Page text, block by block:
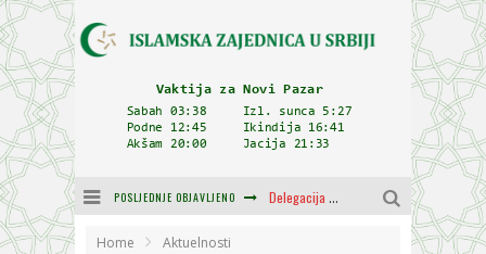
POSLJEDNJE OBJAVLJENO Zulum se kida kada je najdeblji
Home Aktuelnosti